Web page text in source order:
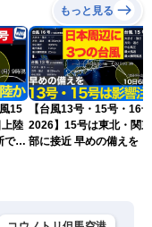
もっと見る
15
陸
で大
【台風13号・15号・16号
2026】15号は東北・関
部に接近 早めの備えを（